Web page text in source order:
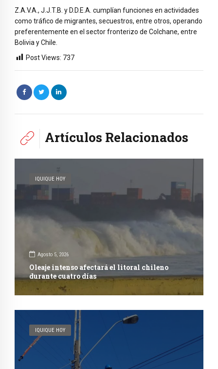
Z.A.V.A., J.J.T.B. y D.D.E.A. cumplían funciones en actividades
como tráfico de migrantes, secuestros, entre otros, operando
preferentemente en el sector fronterizo de Colchane, entre
Bolivia y Chile.
Post Views: 737
Artículos Relacionados
IQUIQUE HOY
Agosto 5, 2026
Oleaje intenso afectará el litoral chileno
durante cuatro días
IQUIQUE HOY